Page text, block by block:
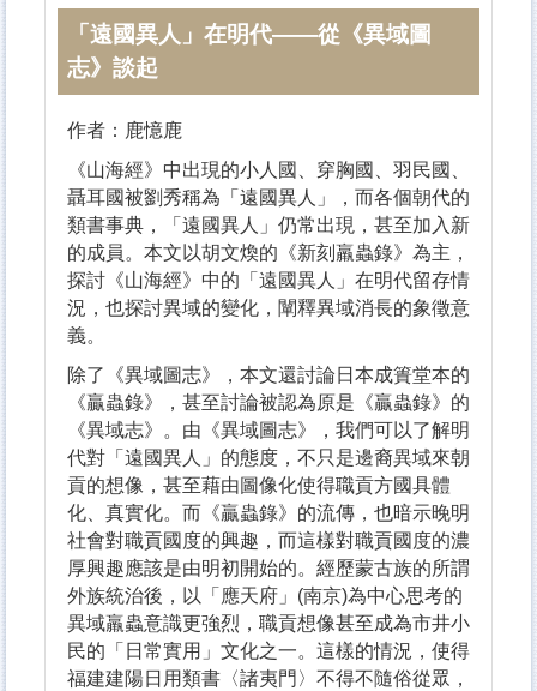
「遠國異人」在明代——從《異域圖
志》談起
作者：鹿憶鹿
《山海經》中出現的小人國、穿胸國、羽民國、
聶耳國被劉秀稱為「遠國異人」，而各個朝代的
類書事典，「遠國異人」仍常出現，甚至加入新
的成員。本文以胡文煥的《新刻羸蟲錄》為主，
探討《山海經》中的「遠國異人」在明代留存情
況，也探討異域的變化，闡釋異域消長的象徵意
義。
除了《異域圖志》，本文還討論日本成簣堂本的
《贏蟲錄》，甚至討論被認為原是《贏蟲錄》的
《異域志》。由《異域圖志》，我們可以了解明
代對「遠國異人」的態度，不只是邊裔異域來朝
貢的想像，甚至藉由圖像化使得職貢方國具體
化、真實化。而《贏蟲錄》的流傳，也暗示晚明
社會對職貢國度的興趣，而這樣對職貢國度的濃
厚興趣應該是由明初開始的。經歷蒙古族的所謂
外族統治後，以「應天府」(南京)為中心思考的
異域羸蟲意識更強烈，職貢想像甚至成為市井小
民的「日常實用」文化之一。這樣的情況，使得
福建建陽日用類書〈諸夷門〉不得不隨俗從眾，